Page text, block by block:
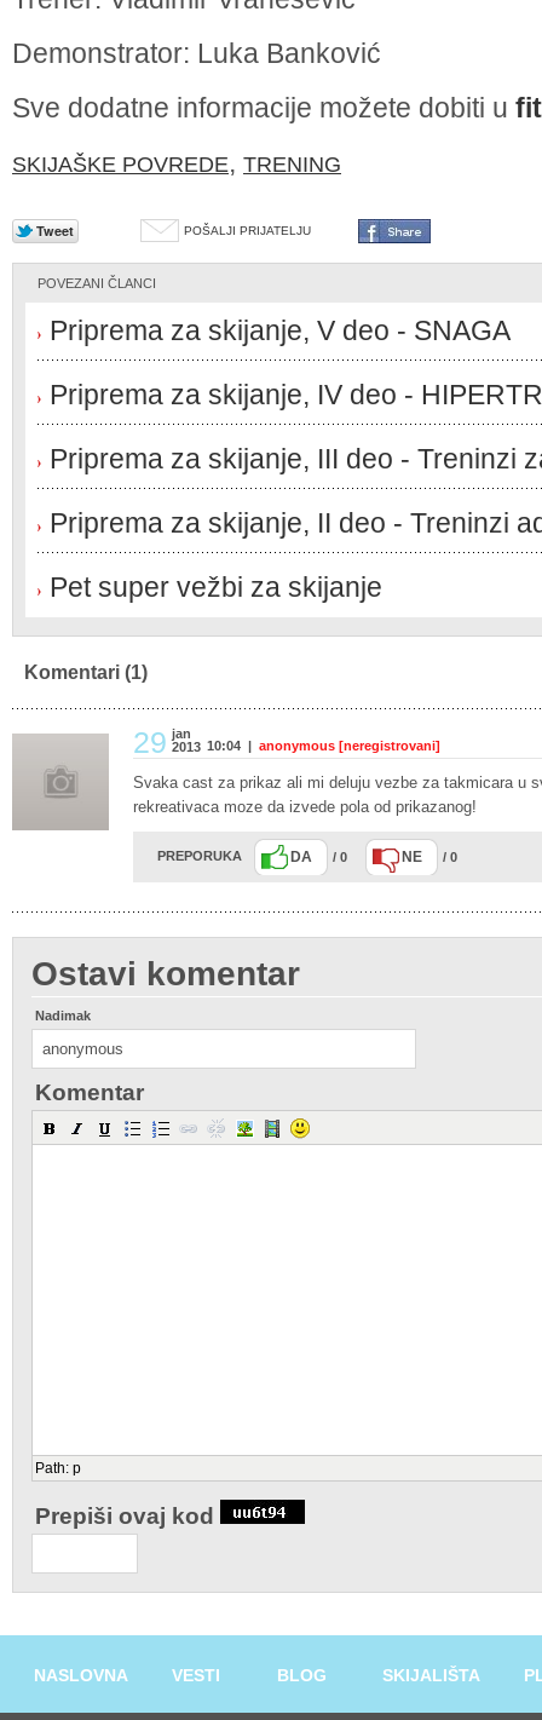
Demonstrator: Luka Banković
Sve dodatne informacije možete dobiti u
SKIJAŠKE POVREDE, TRENING
POŠALJI PRIJATELJU
POVEZANI ČLANCI
Priprema za skijanje, V deo - SNAGA
Priprema za skijanje, IV deo -
Priprema za skijanje, III deo - Treninzi
Priprema za skijanje, II deo - Treninzi
Pet super vežbi za skijanje
Komentari (1)
29 jan
2013 10:04 | anonymous [neregistrovani]
Svaka cast za prikaz ali mi deluju vezbe za takmicara u
rekreativaca moze da izvede pola od prikazanog!
PREPORUKA DA / 0 NE / 0
Ostavi komentar
Nadimak
Komentar
Path: p
Prepiši ovaj kod
NASLOVNA VESTI BLOG SKIJALIŠTA